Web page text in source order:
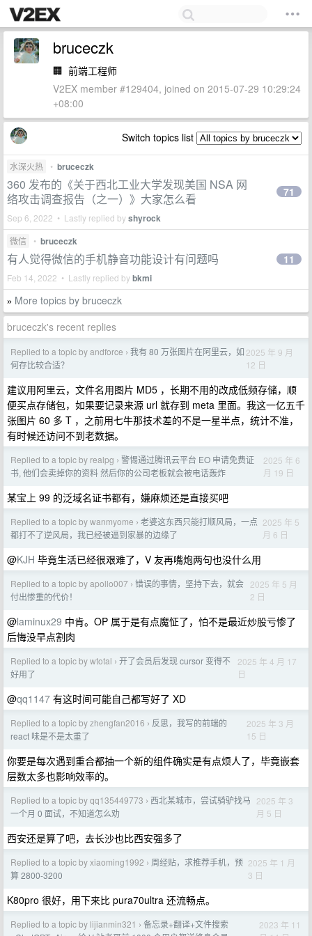
bruceczk
🏢 前端工程师
V2EX member #129404, joined on 2015-07-29 10:29:24
+08:00
Switch topics list
水深火热 • bruceczk
360 发布的《关于西北工业大学发现美国 NSA 网
络攻击调查报告（之一）》大家怎么看
Sep 6, 2022 • Lastly replied byshyrock
71
微信 • bruceczk
有人觉得微信的手机静音功能设计有问题吗
Feb 14, 2022 • Lastly replied bybkmi
11
» More topics by bruceczk
bruceczk's recent replies
Replied to a topic by andforce › 我有 80 万张图片在阿里云，如
何存比较合适？
2025 年 9 月
12 日
建议用阿里云，文件名用图片 MD5 ，长期不用的改成低频存储，顺
便买点存储包，如果要记录来源 url 就存到 meta 里面。我这一亿五千
张图片 60 多 T ，之前用七牛那技术差的不是一星半点，统计不准，
有时候还访问不到老数据。
Replied to a topic by realpg › 警惕通过腾讯云平台 EO 申请免费证
书, 他们会卖掉你的资料 然后你的公司老板就会被电话轰炸
2025 年 6
月 19 日
某宝上 99 的泛域名证书都有，嫌麻烦还是直接买吧
Replied to a topic by wanmyome › 老婆这东西只能打顺风局，一点
都打不了逆风局，我已经被逼到家暴的边缘了
2025 年 5
月 6 日
@KJH 毕竟生活已经很艰难了，V 友再嘴炮两句也没什么用
Replied to a topic by apollo007 › 错误的事情，坚持下去，就会
付出惨重的代价！
2025 年 5 月
2 日
@laminux29 中肯。OP 属于是有点魔怔了，怕不是最近炒股亏惨了
后悔没早点割肉
Replied to a topic by wtotal › 开了会员后发现 cursor 变得不
好用了
2025 年 4 月 17
日
@qq1147 有这时间可能自己都写好了 XD
Replied to a topic by zhengfan2016 › 反思，我写的前端的
react 味是不是太重了
2025 年 3 月
15 日
你要是每次遇到重合都抽一个新的组件确实是有点烦人了，毕竟嵌套
层数太多也影响效率的。
Replied to a topic by qq135449773 › 西北某城市，尝试骑驴找马
一个月 0 面试，不知道怎么劝
2025 年 3
月 5 日
西安还是算了吧，去长沙也比西安强多了
Replied to a topic by xiaoming1992 › 周经贴，求推荐手机，预
算 2800-3200
2025 年 1 月
3 日
K80pro 很好，用下来比 pura70ultra 还流畅点。
Replied to a topic by lijianmin321 › 备忘录+翻译+文件搜索
2023 年 11